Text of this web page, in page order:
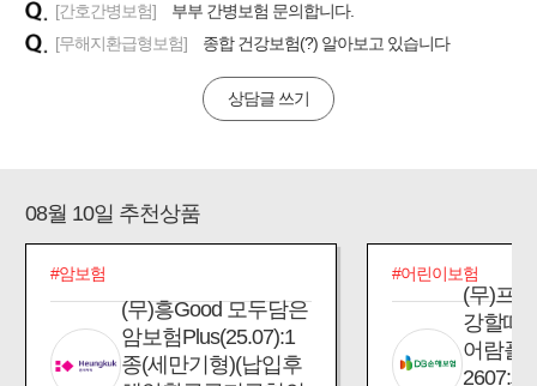
[간호간병보험]
부부 간병보험 문의합니다.
[무해지환급형보험]
종합 건강보험(?) 알아보고 있습니다
상담글 쓰기
08월 10일 추천상품
#암보험
(무)흥Good 모두담은
암보험Plus(25.07):1
종(세만기형)(납입후
#어린이보험
(무)프
강할때
어람플
2607: